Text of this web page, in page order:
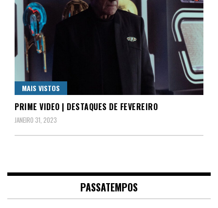
MAIS VISTOS
PRIME VIDEO | DESTAQUES DE FEVEREIRO
JANEIRO 31, 2023
PASSATEMPOS